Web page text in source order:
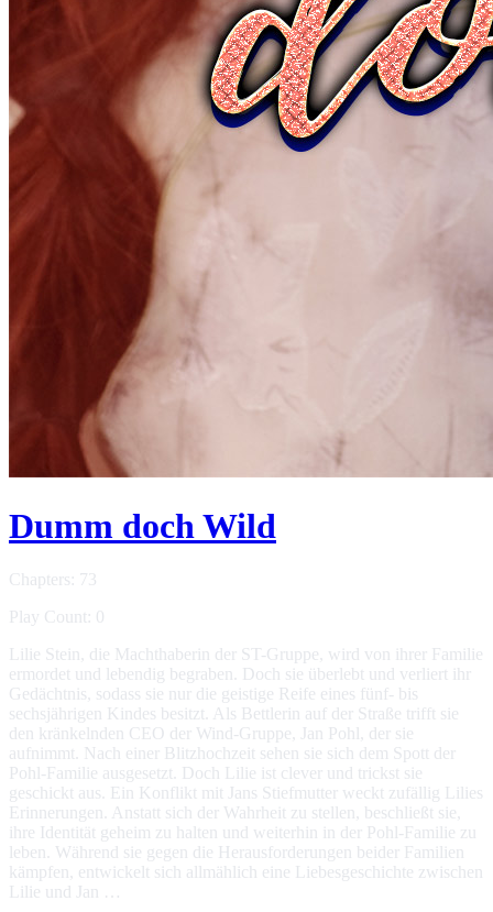
Dumm doch Wild
Chapters: 73
Play Count: 0
Lilie Stein, die Machthaberin der ST-Gruppe, wird von ihrer Familie
ermordet und lebendig begraben. Doch sie überlebt und verliert ihr
Gedächtnis, sodass sie nur die geistige Reife eines fünf- bis
sechsjährigen Kindes besitzt. Als Bettlerin auf der Straße trifft sie
den kränkelnden CEO der Wind-Gruppe, Jan Pohl, der sie
aufnimmt. Nach einer Blitzhochzeit sehen sie sich dem Spott der
Pohl-Familie ausgesetzt. Doch Lilie ist clever und trickst sie
geschickt aus. Ein Konflikt mit Jans Stiefmutter weckt zufällig Lilies
Erinnerungen. Anstatt sich der Wahrheit zu stellen, beschließt sie,
ihre Identität geheim zu halten und weiterhin in der Pohl-Familie zu
leben. Während sie gegen die Herausforderungen beider Familien
kämpfen, entwickelt sich allmählich eine Liebesgeschichte zwischen
Lilie und Jan …